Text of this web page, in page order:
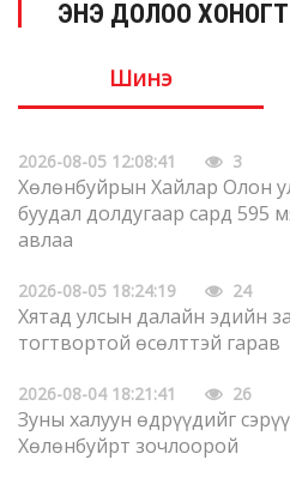
ЭНЭ ДОЛОО ХОНОГТ
Шинэ
2026-08-05 12:08:41 3
Хөлөнбуйрын Хайлар Олон
буудал долдугаар сард 595
авлаа
2026-08-05 18:24:19 24
Хятад улсын далайн эдийн
тогтвортой өсөлттэй гарав
2026-08-04 18:21:41 26
Зуны халуун өдрүүдийг
Хөлөнбуйрт зочлоорой